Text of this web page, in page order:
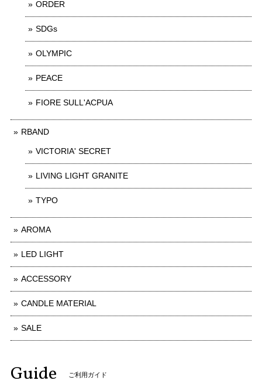
ORDER
SDGs
OLYMPIC
PEACE
FIORE SULL'ACPUA
RBAND
VICTORIA' SECRET
LIVING LIGHT GRANITE
TYPO
AROMA
LED LIGHT
ACCESSORY
CANDLE MATERIAL
SALE
Guide ご利用ガイド